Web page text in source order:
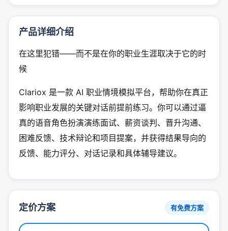
产品详细介绍
在这里犯错——而不是在你的职业生涯取决于它的时
候
Clariox 是一款 AI 职业情境模拟平台，帮助你在真正
影响职业发展的关键对话前提前练习。你可以通过逼
真的语音角色扮演演练面试、薪资谈判、晋升沟通、
困难反馈、技术辩论和项目提案，并获得结果导向的
反馈、能力评分、对话记录和具体辅导建议。
定价方案 有免费方案